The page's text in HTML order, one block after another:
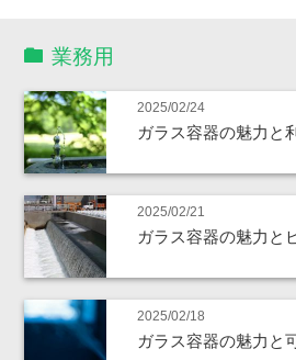
業務用
2025/02/24
ガラス容器の魅力と
2025/02/21
ガラス容器の魅力と
2025/02/18
ガラス容器の魅力と